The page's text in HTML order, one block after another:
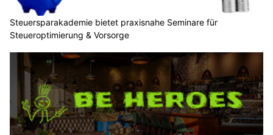
Steuersparakademie bietet praxisnahe Seminare für
Steueroptimierung & Vorsorge